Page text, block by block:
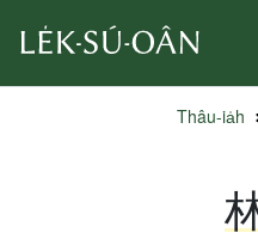
Thâu-ia̍h